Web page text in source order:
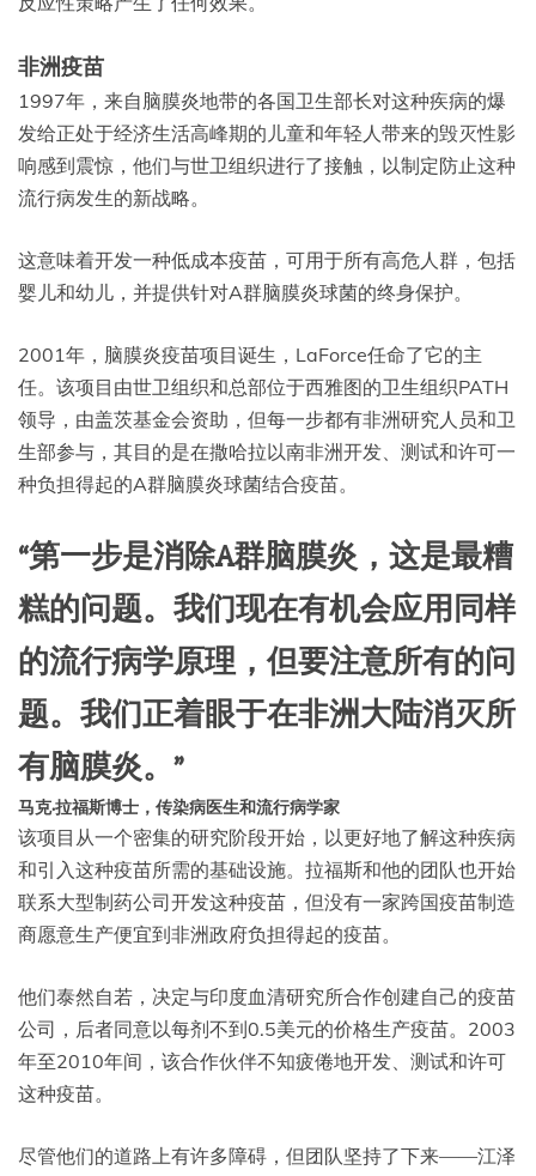
非洲疫苗
1997年，来自脑膜炎地带的各国卫生部长对这种疾病的爆
发给正处于经济生活高峰期的儿童和年轻人带来的毁灭性影
响感到震惊，他们与世卫组织进行了接触，以制定防止这种
流行病发生的新战略。
这意味着开发一种低成本疫苗，可用于所有高危人群，包括
婴儿和幼儿，并提供针对A群脑膜炎球菌的终身保护。
2001年，脑膜炎疫苗项目诞生，LaForce任命了它的主
任。该项目由世卫组织和总部位于西雅图的卫生组织PATH
领导，由盖茨基金会资助，但每一步都有非洲研究人员和卫
生部参与，其目的是在撒哈拉以南非洲开发、测试和许可一
种负担得起的A群脑膜炎球菌结合疫苗。
“第一步是消除A群脑膜炎，这是最糟
糕的问题。我们现在有机会应用同样
的流行病学原理，但要注意所有的问
题。我们正着眼于在非洲大陆消灭所
有脑膜炎。”
马克·拉福斯博士，传染病医生和流行病学家
该项目从一个密集的研究阶段开始，以更好地了解这种疾病
和引入这种疫苗所需的基础设施。拉福斯和他的团队也开始
联系大型制药公司开发这种疫苗，但没有一家跨国疫苗制造
商愿意生产便宜到非洲政府负担得起的疫苗。
他们泰然自若，决定与印度血清研究所合作创建自己的疫苗
公司，后者同意以每剂不到0.5美元的价格生产疫苗。2003
年至2010年间，该合作伙伴不知疲倦地开发、测试和许可
这种疫苗。
尽管他们的道路上有许多障碍，但团队坚持了下来——江泽